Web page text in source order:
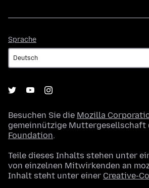
Sprache
Besuchen Sie die Mozilla
gemeinnützige Muttergesellschaft
Foundation.
Teile dieses Inhalts stehen unter
von einzelnen Mitwirkenden an
Inhalt steht unter einer Creative-